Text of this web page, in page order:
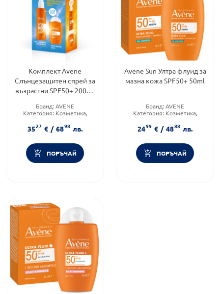
Комплект Avene
Слънцезащитен спрей за
възрастни SPF50+ 200мл
SPF50+ 50мл
Бранд: AVENE
Категория: Козметика,
Форма на продукта:
комплект
3527 € / 6898 лв.
ПОРЪЧАЙ
Avene Sun Ултра флуид за
мазна кожа SPF50+ 50ml
Бранд: AVENE
Категория: Козметика,
Форма на продукта:флуид
2499 € / 4888 лв.
ПОРЪЧАЙ